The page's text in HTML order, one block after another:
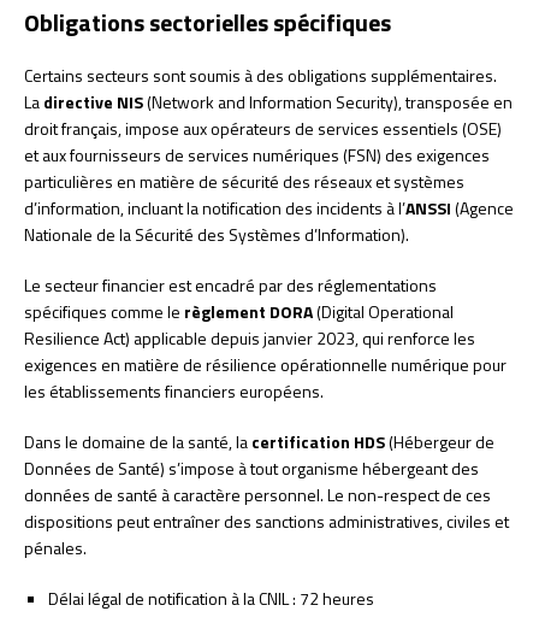
Obligations sectorielles spécifiques
Certains secteurs sont soumis à des obligations supplémentaires.
Ladirective NIS(Network and Information Security), transposée en
droit français, impose aux opérateurs de services essentiels (OSE)
et aux fournisseurs de services numériques (FSN) des exigences
particulières en matière de sécurité des réseaux et systèmes
d’information, incluant la notification des incidents à l’ANSSI(Agence
Nationale de la Sécurité des Systèmes d’Information).
Le secteur financier est encadré par des réglementations
spécifiques comme le règlement DORA(Digital Operational
Resilience Act) applicable depuis janvier 2023, qui renforce les
exigences en matière de résilience opérationnelle numérique pour
les établissements financiers européens.
Dans le domaine de la santé, lacertification HDS(Hébergeur de
Données de Santé) s’impose à tout organisme hébergeant des
données de santé à caractère personnel. Le non-respect de ces
dispositions peut entraîner des sanctions administratives, civiles et
pénales.
Délai légal de notification à la CNIL : 72 heures